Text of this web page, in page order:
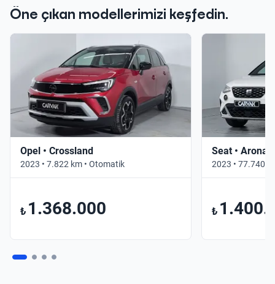
Öne çıkan modellerimizi keşfedin.
Opel • Crossland
2023 • 7.822 km • Otomatik
₺ 1.368.000
Seat • Arona
2023 • 77.740
₺